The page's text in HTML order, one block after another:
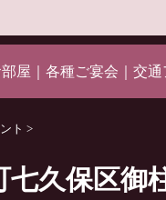
屋 各種ご宴会 交通
ト >
七久保区